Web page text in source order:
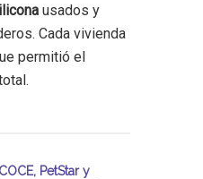
usados y
Cada vivienda
permitió el
PetStar y